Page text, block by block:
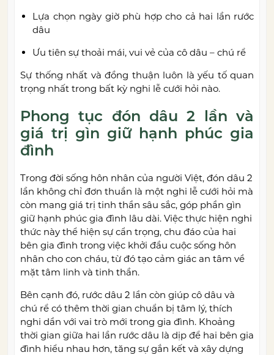
Lựa chọn ngày giờ phù hợp cho cả hai lần rước
dâu
Ưu tiên sự thoải mái, vui vẻ của cô dâu – chú rể
Sự thống nhất và đồng thuận luôn là yếu tố quan
trọng nhất trong bất kỳ nghi lễ cưới hỏi nào.
Phong tục đón dâu 2 lần và
giá trị gìn giữ hạnh phúc gia
đình
Trong đời sống hôn nhân của người Việt, đón dâu 2
lần không chỉ đơn thuần là một nghi lễ cưới hỏi mà
còn mang giá trị tinh thần sâu sắc, góp phần gìn
giữ hạnh phúc gia đình lâu dài. Việc thực hiện nghi
thức này thể hiện sự cẩn trọng, chu đáo của hai
bên gia đình trong việc khởi đầu cuộc sống hôn
nhân cho con cháu, từ đó tạo cảm giác an tâm về
mặt tâm linh và tinh thần.
Bên cạnh đó, rước dâu 2 lần còn giúp cô dâu và
chú rể có thêm thời gian chuẩn bị tâm lý, thích
nghi dần với vai trò mới trong gia đình. Khoảng
thời gian giữa hai lần rước dâu là dịp để hai bên gia
đình hiểu nhau hơn, tăng sự gắn kết và xây dựng